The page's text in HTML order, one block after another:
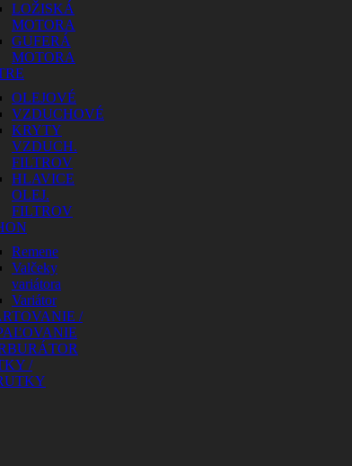
LOŽISKÁ
MOTORA
GUFERÁ
MOTORA
OLEJOVÉ
VZDUCHOVÉ
KRYTY
VZDUCH.
FILTROV
HLAVICE
OLEJ.
FILTROV
Remene
Valčeky
variátora
Variátor
/
/